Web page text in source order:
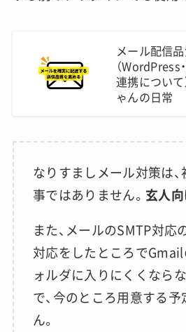
メール配信
（WordPress
連携につい
ゃんの日常
なりすましメール対策は
事ではありません。 玄人
また、メールのSMTP対応
対応をしたところで
ォルダに入りにくくなら
で、今のところ用意する
ん。